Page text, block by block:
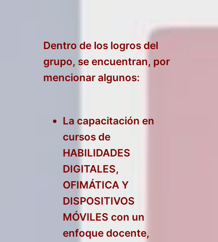
Dentro de los logros del
grupo, se encuentran, por
mencionar algunos:
La capacitación en
cursos de
HABILIDADES
DIGITALES,
OFIMÁTICA Y
DISPOSITIVOS
MÓVILES con un
enfoque docente,